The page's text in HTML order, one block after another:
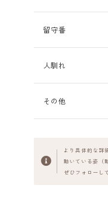
留守番
人馴れ
その他
より具体的な詳
動いている姿
ぜひフォローし